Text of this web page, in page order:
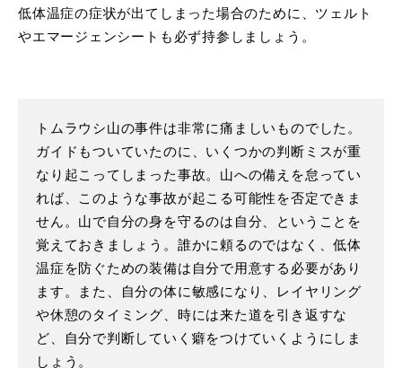
低体温症の症状が出てしまった場合のために、ツェルト
やエマージェンシートも必ず持参しましょう。
トムラウシ山の事件は非常に痛ましいものでした。
ガイドもついていたのに、いくつかの判断ミスが重
なり起こってしまった事故。山への備えを怠ってい
れば、このような事故が起こる可能性を否定できま
せん。山で自分の身を守るのは自分、ということを
覚えておきましょう。誰かに頼るのではなく、低体
温症を防ぐための装備は自分で用意する必要があり
ます。また、自分の体に敏感になり、レイヤリング
や休憩のタイミング、時には来た道を引き返すな
ど、自分で判断していく癖をつけていくようにしま
しょう。